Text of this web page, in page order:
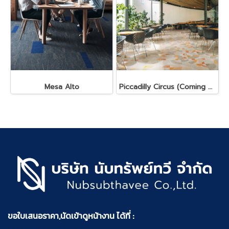
Mesa Alto Piccadilly Circus (Coming Soon)
ขอใบเสนอราคา,นัดเข้าดูหน้างาน ได้ที่ :